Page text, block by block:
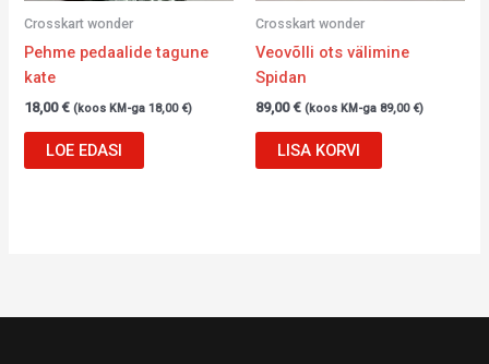
Crosskart wonder
Pehme pedaalide tagune
kate
18,00€ (koos KM-ga18,00 €)
LOE EDASI
Crosskart wonder
Veovõlli ots välimine
Spidan
89,00€ (koos KM-ga 89,00 €)
LISA KORVI